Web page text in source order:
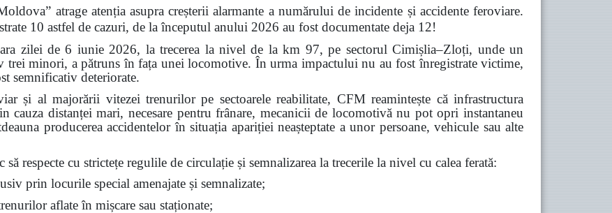
atrage atenția asupra creșterii alarmante a numărului de incidente și accidente feroviare.
10 astfel de cazuri, de la începutul anului 2026 au fost documentate deja 12!
zilei de 6 iunie 2026, la trecerea la nivel de la km 97, pe sectorul Cimișlia–Zloți, unde un
minori, a pătruns în fața unei locomotive. În urma impactului nu au fost înregistrate victime,
semnificativ deteriorate.
și al majorării vitezei trenurilor pe sectoarele reabilitate, CFM reamintește că infrastructura
cauza distanței mari, necesare pentru frânare, mecanicii de locomotivă nu pot opri instantaneu
producerea accidentelor în situația apariției neașteptate a unor persoane, vehicule sau alte
respecte cu strictețe regulile de circulație și semnalizarea la trecerile la nivel cu calea ferată:
prin locurile special amenajate și semnalizate;
aflate în mișcare sau staționate;